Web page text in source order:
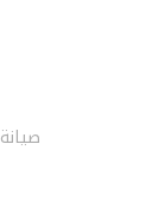
صيانة